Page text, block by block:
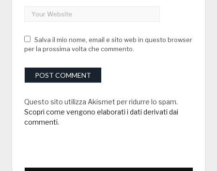
Salva il mio nome, email e sito web in questo browser
per la prossima volta che commento.
Questo sito utilizza Akismet per ridurre lo spam.
Scopri come vengono elaborati i dati derivati dai
commenti.